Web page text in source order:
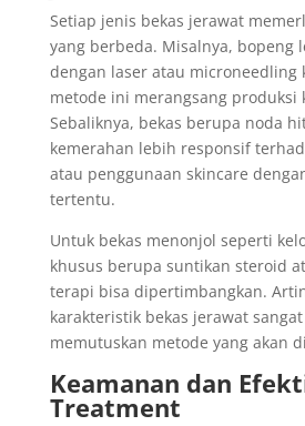
Setiap jenis bekas jerawat
yang berbeda. Misalnya, bopeng
dengan laser atau microneedling
metode ini merangsang produksi
Sebaliknya, bekas berupa noda
kemerahan lebih responsif
atau penggunaan skincare
tertentu.
Untuk bekas menonjol seperti
khusus berupa suntikan steroid
terapi bisa dipertimbangkan.
karakteristik bekas jerawat
memutuskan metode yang akan
Keamanan dan
Treatment